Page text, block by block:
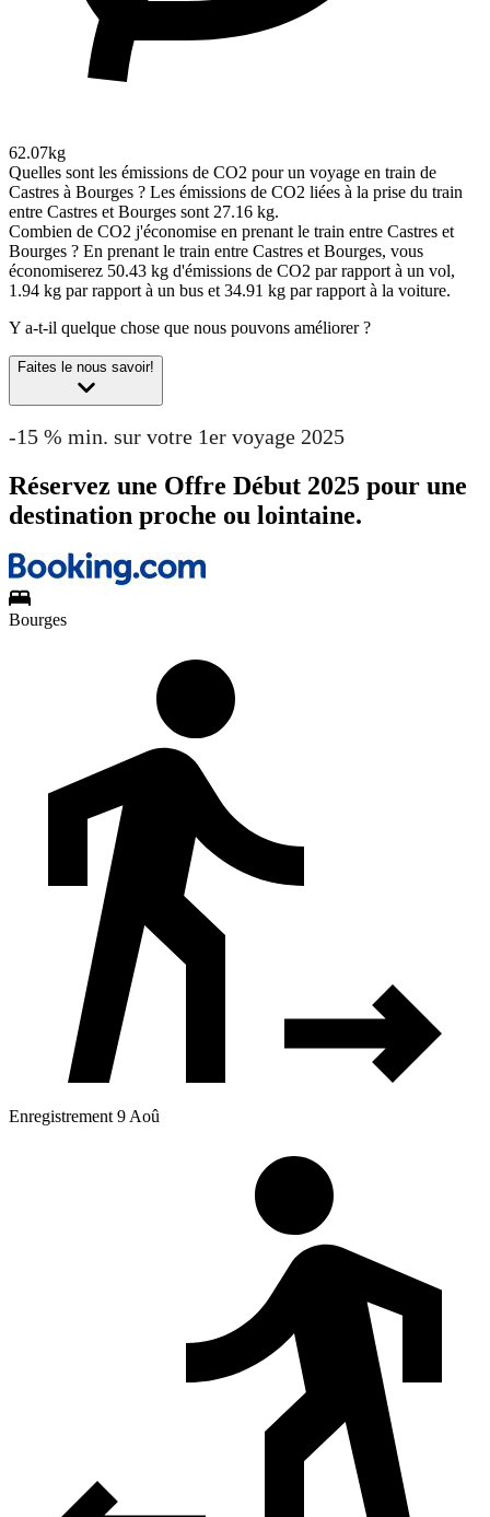
62.07kg
Quelles sont les émissions de CO2 pour un voyage en train de
Castres à Bourges ? Les émissions de CO2 liées à la prise du train
entre Castres et Bourges sont 27.16 kg.
Combien de CO2 j'économise en prenant le train entre Castres et
Bourges ? En prenant le train entre Castres et Bourges, vous
économiserez 50.43 kg d'émissions de CO2 par rapport à un vol,
1.94 kg par rapport à un bus et 34.91 kg par rapport à la voiture.
Y a-t-il quelque chose que nous pouvons améliorer ?
Faites le nous savoir!
-15 % min. sur votre 1er voyage 2025
Réservez une Offre Début 2025 pour une
destination proche ou lointaine.
Bourges
Enregistrement 9 Aoû